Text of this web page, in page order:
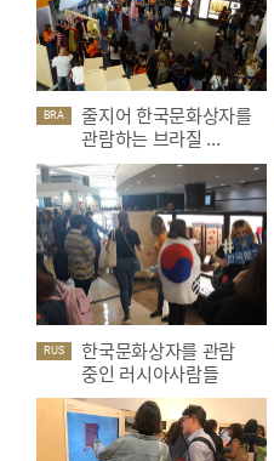
BRA
줄지어 한국문화상자를
관람하는 브라질 ...
RUS
한국문화상자를 관람
중인 러시아사람들